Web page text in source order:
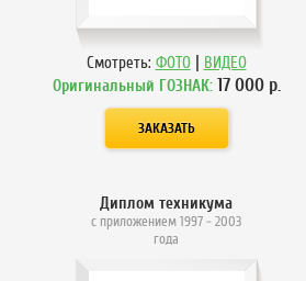
Смотреть: ФОТО | ВИДЕО
Оригинальный ГОЗНАК: 17 000р.
Диплом техникума
с приложением 1997 - 2003
года